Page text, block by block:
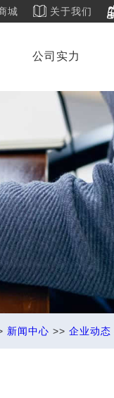
城 关于我们
公司实力
新闻中心 >> 企业动态